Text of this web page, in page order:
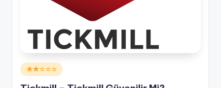
Posted
in
☆☆☆